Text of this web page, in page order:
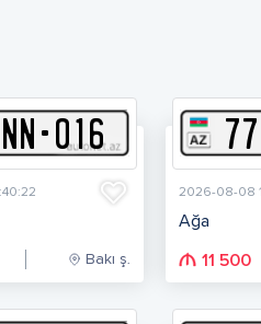
NN-016
Bakı ş.
77
2026-08-08
Ağa
11 500